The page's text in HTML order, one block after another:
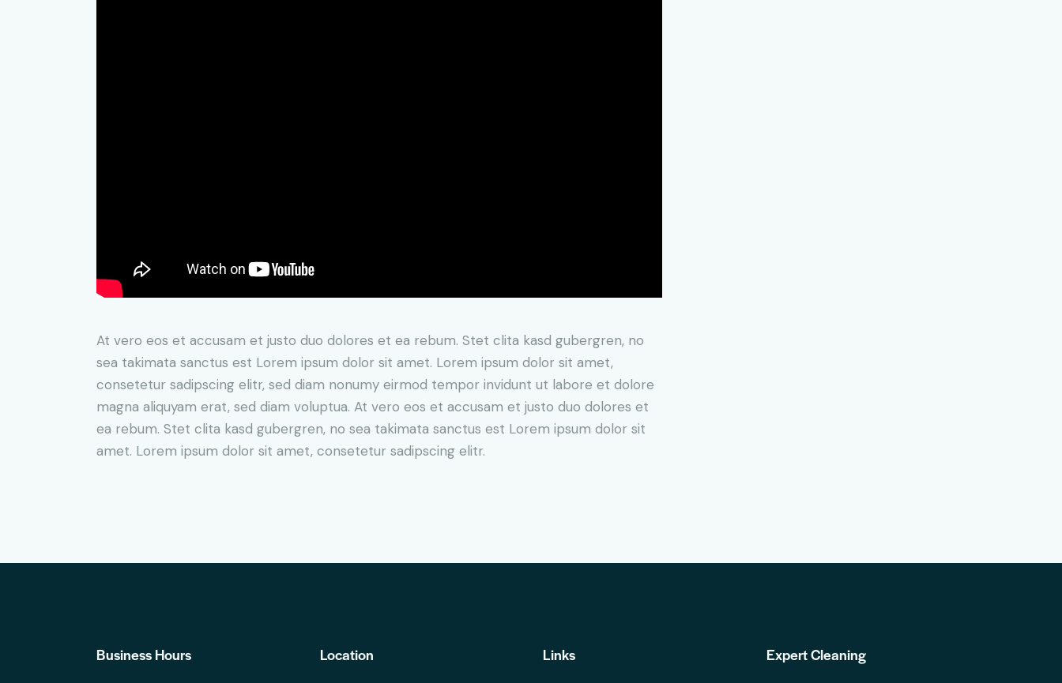
At vero eos et accusam et justo duo dolores et ea rebum. Stet clita kasd gubergren, no
sea takimata sanctus est Lorem ipsum dolor sit amet. Lorem ipsum dolor sit amet,
consetetur sadipscing elitr, sed diam nonumy eirmod tempor invidunt ut labore et dolore
magna aliquyam erat, sed diam voluptua. At vero eos et accusam et justo duo dolores et
ea rebum. Stet clita kasd gubergren, no sea takimata sanctus est Lorem ipsum dolor sit
amet. Lorem ipsum dolor sit amet, consetetur sadipscing elitr.
Business Hours Location Links Expert Cleaning